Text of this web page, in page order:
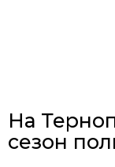
На
сезон